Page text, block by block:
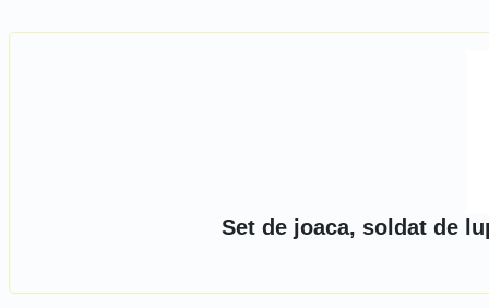
Set de joaca, soldat de